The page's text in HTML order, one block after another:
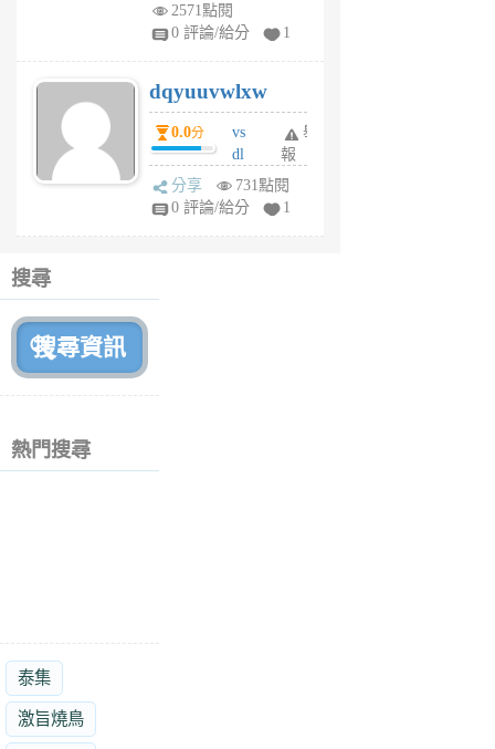
tu
6
個
月
前
2571點閱
0 評論/給分
1
dqyuuvwlxw
0.0分
vs
dl
sq
fy
舉
報
分享
731點閱
0 評論/給分
1
搜尋
熱門搜尋
泰集
激旨燒鳥